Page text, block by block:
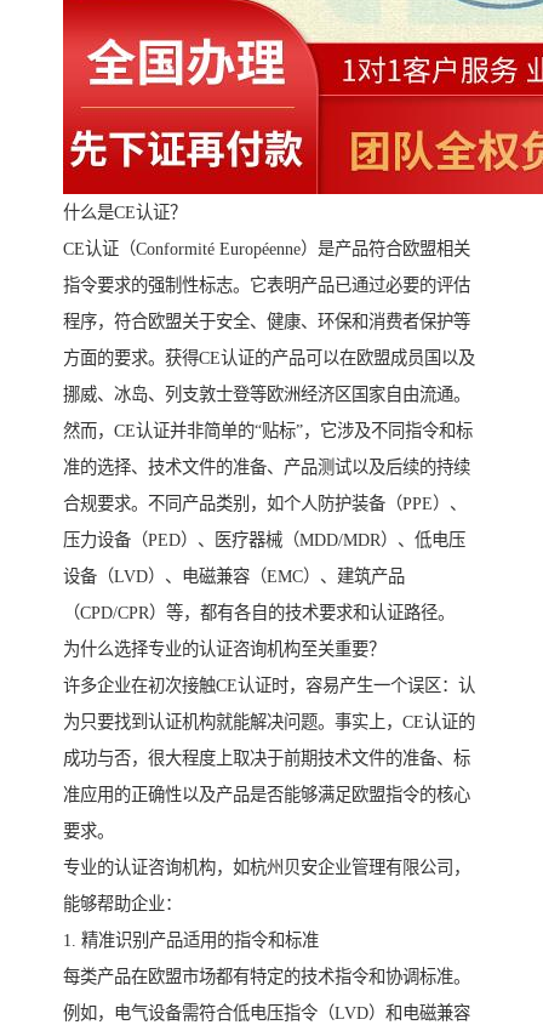
什么是CE认证？
CE认证（Conformité Européenne）是产品符合欧盟相关
指令要求的强制性标志。它表明产品已通过必要的评估
程序，符合欧盟关于安全、健康、环保和消费者保护等
方面的要求。获得CE认证的产品可以在欧盟成员国以及
挪威、冰岛、列支敦士登等欧洲经济区国家自由流通。
然而，CE认证并非简单的“贴标”，它涉及不同指令和标
准的选择、技术文件的准备、产品测试以及后续的持续
合规要求。不同产品类别，如个人防护装备（PPE）、
压力设备（PED）、医疗器械（MDD/MDR）、低电压
设备（LVD）、电磁兼容（EMC）、建筑产品
（CPD/CPR）等，都有各自的技术要求和认证路径。
为什么选择专业的认证咨询机构至关重要？
许多企业在初次接触CE认证时，容易产生一个误区：认
为只要找到认证机构就能解决问题。事实上，CE认证的
成功与否，很大程度上取决于前期技术文件的准备、标
准应用的正确性以及产品是否能够满足欧盟指令的核心
要求。
专业的认证咨询机构，如杭州贝安企业管理有限公司，
能够帮助企业：
1. 精准识别产品适用的指令和标准
每类产品在欧盟市场都有特定的技术指令和协调标准。
例如，电气设备需符合低电压指令（LVD）和电磁兼容